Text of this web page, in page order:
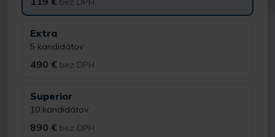
Extra
5 kandidátov
490 € bez DPH
Superior
10 kandidátov
890 € bez DPH